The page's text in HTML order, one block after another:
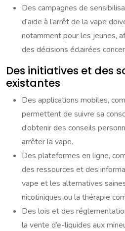
Des campagnes de
d’aide à l’arrêt de la vape
notamment pour les jeunes,
des décisions éclairées
Des initiatives et des
existantes
Des applications mobiles,
permettent de suivre sa
d’obtenir des conseils
arrêter la vape.
Des plateformes en ligne,
des ressources et des
vape et les alternatives
nicotiniques ou la thérapie
Des lois et des
la vente d’e-liquides aux